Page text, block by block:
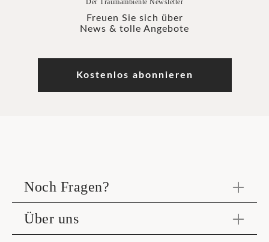
Der Traumambiente Newsletter
Freuen Sie sich über
News & tolle Angebote
Kostenlos abonnieren
Noch Fragen?
Über uns